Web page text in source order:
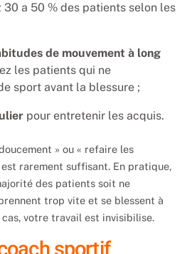
30 a 50 % des patients selon les
de mouvement à long
les patients qui ne
sport avant la blessure ;
pour entretenir les acquis.
» ou « refaire les
rarement suffisant. En pratique,
des patients soit ne
trop vite et se blessent à
cas, votre travail est invisibilise.
sportif